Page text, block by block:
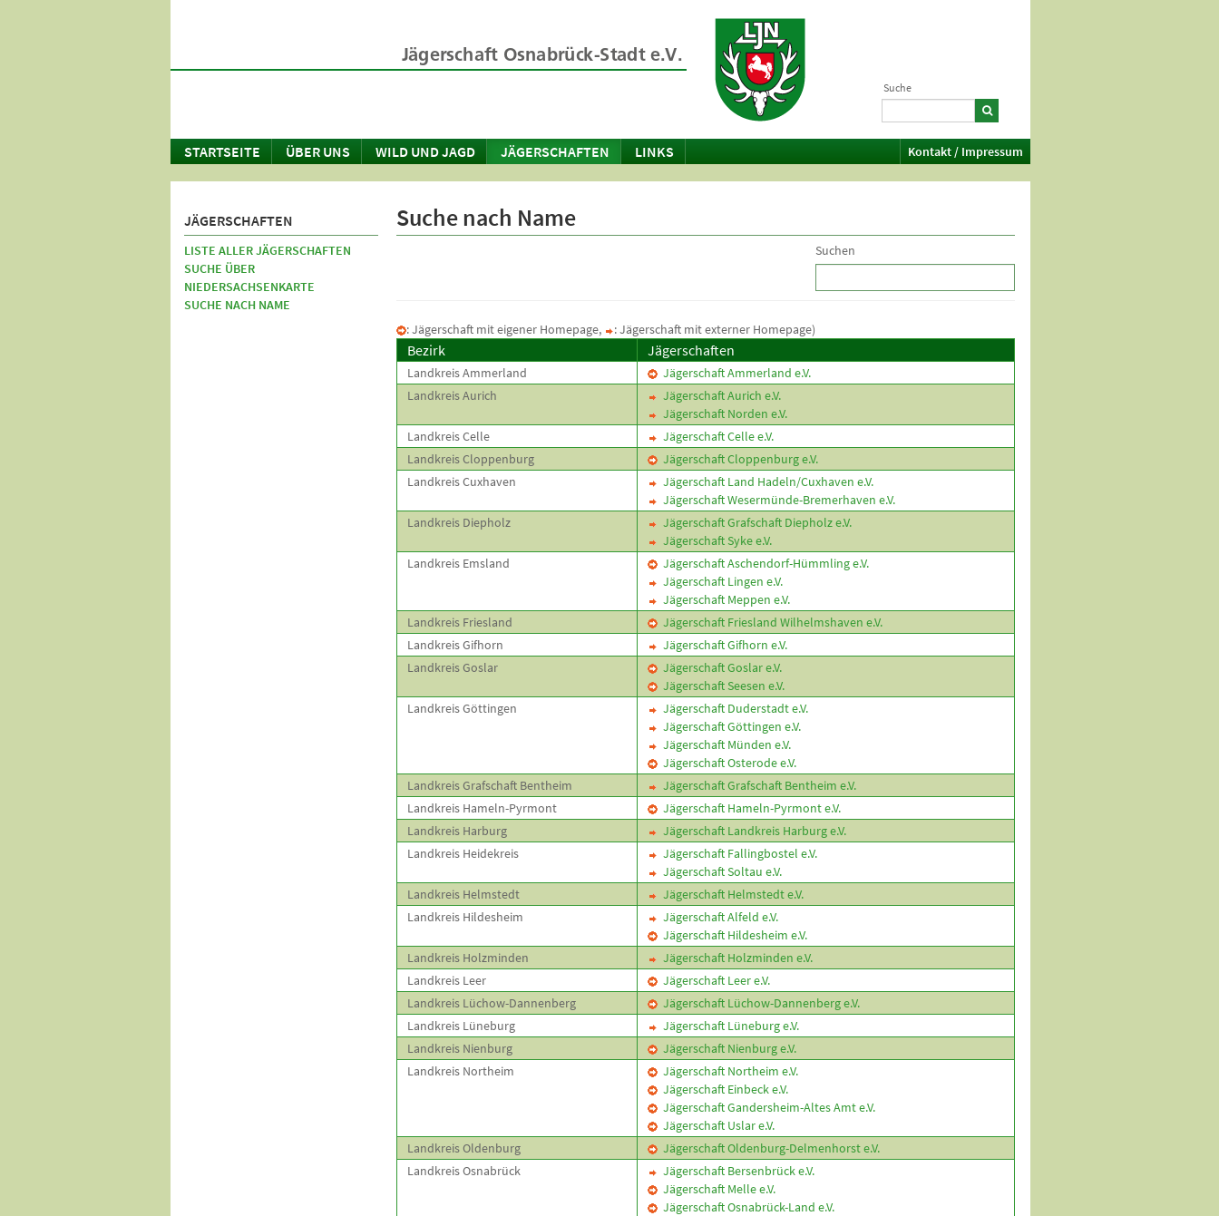
Suche
STARTSEITE ÜBER UNS WILD UND JAGD JÄGERSCHAFTEN LINKS Kontakt / Impressum
JÄGERSCHAFTEN
LISTE ALLER JÄGERSCHAFTEN
SUCHE ÜBER
NIEDERSACHSENKARTE
SUCHE NACH NAME
Suche nach Name
Suchen
: Jägerschaft mit eigener Homepage, : Jägerschaft mit externer Homepage)
Bezirk Jägerschaften
Landkreis Ammerland
Jägerschaft Ammerland e.V.
Landkreis Aurich
Jägerschaft Aurich e.V.
Jägerschaft Norden e.V.
Landkreis Celle
Jägerschaft Celle e.V.
Landkreis Cloppenburg
Jägerschaft Cloppenburg e.V.
Landkreis Cuxhaven
Jägerschaft Land Hadeln/Cuxhaven e.V.
Jägerschaft Wesermünde-Bremerhaven e.V.
Landkreis Diepholz
Jägerschaft Grafschaft Diepholz e.V.
Jägerschaft Syke e.V.
Landkreis Emsland
Jägerschaft Aschendorf-Hümmling e.V.
Jägerschaft Lingen e.V.
Jägerschaft Meppen e.V.
Landkreis Friesland
Jägerschaft Friesland Wilhelmshaven e.V.
Landkreis Gifhorn
Jägerschaft Gifhorn e.V.
Landkreis Goslar
Jägerschaft Goslar e.V.
Jägerschaft Seesen e.V.
Landkreis Göttingen
Jägerschaft Duderstadt e.V.
Jägerschaft Göttingen e.V.
Jägerschaft Münden e.V.
Jägerschaft Osterode e.V.
Landkreis Grafschaft Bentheim
Jägerschaft Grafschaft Bentheim e.V.
Landkreis Hameln-Pyrmont
Jägerschaft Hameln-Pyrmont e.V.
Landkreis Harburg
Jägerschaft Landkreis Harburg e.V.
Landkreis Heidekreis
Jägerschaft Fallingbostel e.V.
Jägerschaft Soltau e.V.
Landkreis Helmstedt
Jägerschaft Helmstedt e.V.
Landkreis Hildesheim
Jägerschaft Alfeld e.V.
Jägerschaft Hildesheim e.V.
Landkreis Holzminden
Jägerschaft Holzminden e.V.
Landkreis Leer
Jägerschaft Leer e.V.
Landkreis Lüchow-Dannenberg
Jägerschaft Lüchow-Dannenberg e.V.
Landkreis Lüneburg
Jägerschaft Lüneburg e.V.
Landkreis Nienburg
Jägerschaft Nienburg e.V.
Landkreis Northeim
Jägerschaft Northeim e.V.
Jägerschaft Einbeck e.V.
Jägerschaft Gandersheim-Altes Amt e.V.
Jägerschaft Uslar e.V.
Landkreis Oldenburg
Jägerschaft Oldenburg-Delmenhorst e.V.
Landkreis Osnabrück
Jägerschaft Bersenbrück e.V.
Jägerschaft Melle e.V.
Jägerschaft Osnabrück-Land e.V.